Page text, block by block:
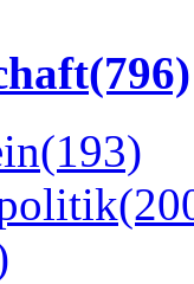
(796)
(193)